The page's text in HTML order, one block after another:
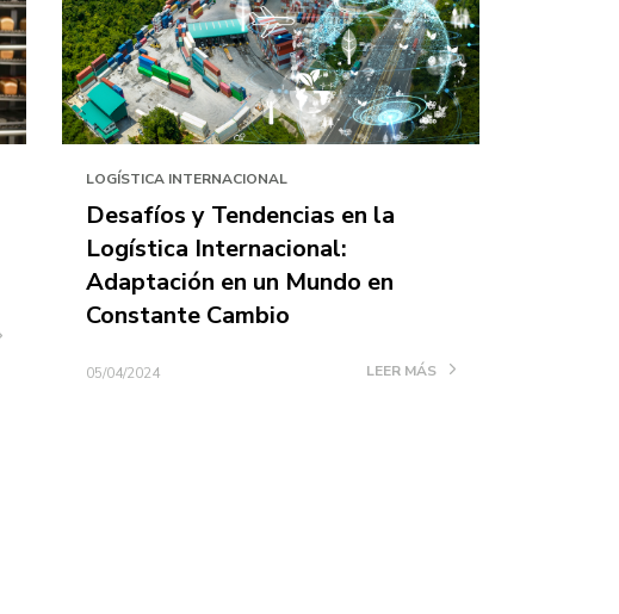
LOGÍSTICA INTERNACIONAL
Desafíos y Tendencias en la
Logística Internacional:
Adaptación en un Mundo en
Constante Cambio
05/04/2024 LEER MÁS